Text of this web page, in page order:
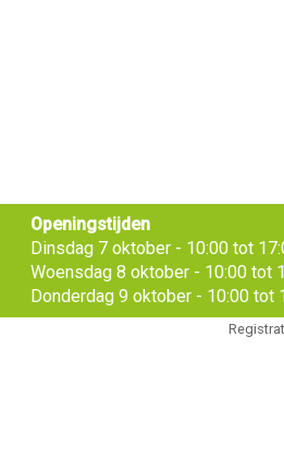
Openingstijden
Dinsdag 7 oktober - 10:00 tot
Woensdag 8 oktober - 10:00 tot
Donderdag 9 oktober - 10:00 tot